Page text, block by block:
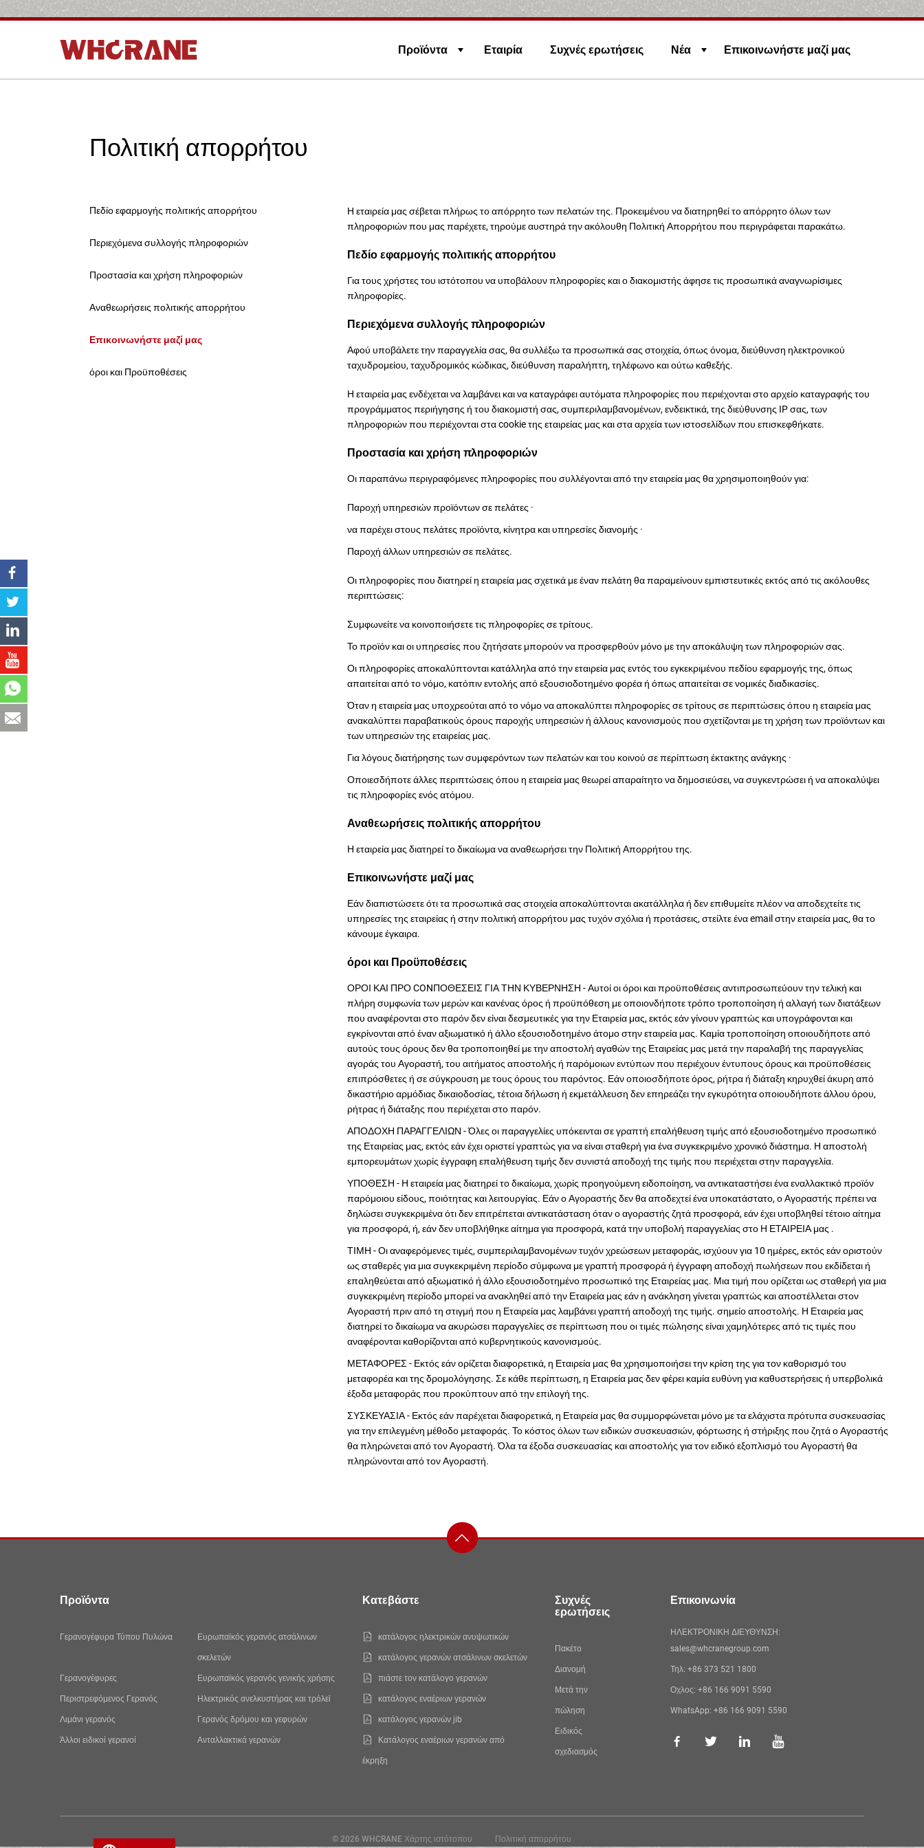
Προϊόντα Εταιρία Συχνές ερωτήσεις Νέα Επικοινωνήστε μαζί μας
Πολιτική απορρήτου
Πεδίο εφαρμογής πολιτικής απορρήτου
Περιεχόμενα συλλογής πληροφοριών
Προστασία και χρήση πληροφοριών
Αναθεωρήσεις πολιτικής απορρήτου
Επικοινωνήστε μαζί μας
όροι και Προϋποθέσεις
Η εταιρεία μας σέβεται πλήρως το απόρρητο των πελατών της. Προκειμένου να διατηρηθεί το απόρρητο όλων των
πληροφοριών που μας παρέχετε, τηρούμε αυστηρά την ακόλουθη Πολιτική Απορρήτου που περιγράφεται παρακάτω.
Πεδίο εφαρμογής πολιτικής απορρήτου
Για τους χρήστες του ιστότοπου να υποβάλουν πληροφορίες και ο διακομιστής άφησε τις προσωπικά αναγνωρίσιμες
πληροφορίες.
Περιεχόμενα συλλογής πληροφοριών
Αφού υποβάλετε την παραγγελία σας, θα συλλέξω τα προσωπικά σας στοιχεία, όπως όνομα, διεύθυνση ηλεκτρονικού
ταχυδρομείου, ταχυδρομικός κώδικας, διεύθυνση παραλήπτη, τηλέφωνο και ούτω καθεξής.
Η εταιρεία μας ενδέχεται να λαμβάνει και να καταγράφει αυτόματα πληροφορίες που περιέχονται στο αρχείο καταγραφής του
προγράμματος περιήγησης ή του διακομιστή σας, συμπεριλαμβανομένων, ενδεικτικά, της διεύθυνσης IP σας, των
πληροφοριών που περιέχονται στα cookie της εταιρείας μας και στα αρχεία των ιστοσελίδων που επισκεφθήκατε.
Προστασία και χρήση πληροφοριών
Οι παραπάνω περιγραφόμενες πληροφορίες που συλλέγονται από την εταιρεία μας θα χρησιμοποιηθούν για:
Παροχή υπηρεσιών προϊόντων σε πελάτες ·
να παρέχει στους πελάτες προϊόντα, κίνητρα και υπηρεσίες διανομής ·
Παροχή άλλων υπηρεσιών σε πελάτες.
Οι πληροφορίες που διατηρεί η εταιρεία μας σχετικά με έναν πελάτη θα παραμείνουν εμπιστευτικές εκτός από τις ακόλουθες
περιπτώσεις:
Συμφωνείτε να κοινοποιήσετε τις πληροφορίες σε τρίτους.
Το προϊόν και οι υπηρεσίες που ζητήσατε μπορούν να προσφερθούν μόνο με την αποκάλυψη των πληροφοριών σας.
Οι πληροφορίες αποκαλύπτονται κατάλληλα από την εταιρεία μας εντός του εγκεκριμένου πεδίου εφαρμογής της, όπως
απαιτείται από το νόμο, κατόπιν εντολής από εξουσιοδοτημένο φορέα ή όπως απαιτείται σε νομικές διαδικασίες.
Όταν η εταιρεία μας υποχρεούται από το νόμο να αποκαλύπτει πληροφορίες σε τρίτους σε περιπτώσεις όπου η εταιρεία μας
ανακαλύπτει παραβατικούς όρους παροχής υπηρεσιών ή άλλους κανονισμούς που σχετίζονται με τη χρήση των προϊόντων και
των υπηρεσιών της εταιρείας μας.
Για λόγους διατήρησης των συμφερόντων των πελατών και του κοινού σε περίπτωση έκτακτης ανάγκης ·
Οποιεσδήποτε άλλες περιπτώσεις όπου η εταιρεία μας θεωρεί απαραίτητο να δημοσιεύσει, να συγκεντρώσει ή να αποκαλύψει
τις πληροφορίες ενός ατόμου.
Αναθεωρήσεις πολιτικής απορρήτου
Η εταιρεία μας διατηρεί το δικαίωμα να αναθεωρήσει την Πολιτική Απορρήτου της.
Επικοινωνήστε μαζί μας
Εάν διαπιστώσετε ότι τα προσωπικά σας στοιχεία αποκαλύπτονται ακατάλληλα ή δεν επιθυμείτε πλέον να αποδεχτείτε τις
υπηρεσίες της εταιρείας ή στην πολιτική απορρήτου μας τυχόν σχόλια ή προτάσεις, στείλτε ένα email στην εταιρεία μας, θα το
κάνουμε έγκαιρα.
όροι και Προϋποθέσεις
ΟΡΟΙ ΚΑΙ ΠΡΟ CONΠΟΘΕΣΕΙΣ ΓΙΑ ΤΗΝ ΚΥΒΕΡΝΗΣΗ - Αυτοί οι όροι και προϋποθέσεις αντιπροσωπεύουν την τελική και
πλήρη συμφωνία των μερών και κανένας όρος ή προϋπόθεση με οποιονδήποτε τρόπο τροποποίηση ή αλλαγή των διατάξεων
που αναφέρονται στο παρόν δεν είναι δεσμευτικές για την Εταιρεία μας, εκτός εάν γίνουν γραπτώς και υπογράφονται και
εγκρίνονται από έναν αξιωματικό ή άλλο εξουσιοδοτημένο άτομο στην εταιρεία μας. Καμία τροποποίηση οποιουδήποτε από
αυτούς τους όρους δεν θα τροποποιηθεί με την αποστολή αγαθών της Εταιρείας μας μετά την παραλαβή της παραγγελίας
αγοράς του Αγοραστή, του αιτήματος αποστολής ή παρόμοιων εντύπων που περιέχουν έντυπους όρους και προϋποθέσεις
επιπρόσθετες ή σε σύγκρουση με τους όρους του παρόντος. Εάν οποιοσδήποτε όρος, ρήτρα ή διάταξη κηρυχθεί άκυρη από
δικαστήριο αρμόδιας δικαιοδοσίας, τέτοια δήλωση ή εκμετάλλευση δεν επηρεάζει την εγκυρότητα οποιουδήποτε άλλου όρου,
ρήτρας ή διάταξης που περιέχεται στο παρόν.
ΑΠΟΔΟΧΗ ΠΑΡΑΓΓΕΛΙΩΝ - Όλες οι παραγγελίες υπόκεινται σε γραπτή επαλήθευση τιμής από εξουσιοδοτημένο προσωπικό
της Εταιρείας μας, εκτός εάν έχει οριστεί γραπτώς για να είναι σταθερή για ένα συγκεκριμένο χρονικό διάστημα. Η αποστολή
εμπορευμάτων χωρίς έγγραφη επαλήθευση τιμής δεν συνιστά αποδοχή της τιμής που περιέχεται στην παραγγελία.
ΥΠΟΘΕΣΗ - Η εταιρεία μας διατηρεί το δικαίωμα, χωρίς προηγούμενη ειδοποίηση, να αντικαταστήσει ένα εναλλακτικό προϊόν
παρόμοιου είδους, ποιότητας και λειτουργίας. Εάν ο Αγοραστής δεν θα αποδεχτεί ένα υποκατάστατο, ο Αγοραστής πρέπει να
δηλώσει συγκεκριμένα ότι δεν επιτρέπεται αντικατάσταση όταν ο αγοραστής ζητά προσφορά, εάν έχει υποβληθεί τέτοιο αίτημα
για προσφορά, ή, εάν δεν υποβλήθηκε αίτημα για προσφορά, κατά την υποβολή παραγγελίας στο Η ΕΤΑΙΡΕΙΑ μας .
ΤΙΜΗ - Οι αναφερόμενες τιμές, συμπεριλαμβανομένων τυχόν χρεώσεων μεταφοράς, ισχύουν για 10 ημέρες, εκτός εάν οριστούν
ως σταθερές για μια συγκεκριμένη περίοδο σύμφωνα με γραπτή προσφορά ή έγγραφη αποδοχή πωλήσεων που εκδίδεται ή
επαληθεύεται από αξιωματικό ή άλλο εξουσιοδοτημένο προσωπικό της Εταιρείας μας. Μια τιμή που ορίζεται ως σταθερή για μια
συγκεκριμένη περίοδο μπορεί να ανακληθεί από την Εταιρεία μας εάν η ανάκληση γίνεται γραπτώς και αποστέλλεται στον
Αγοραστή πριν από τη στιγμή που η Εταιρεία μας λαμβάνει γραπτή αποδοχή της τιμής. σημείο αποστολής. Η Εταιρεία μας
διατηρεί το δικαίωμα να ακυρώσει παραγγελίες σε περίπτωση που οι τιμές πώλησης είναι χαμηλότερες από τις τιμές που
αναφέρονται καθορίζονται από κυβερνητικούς κανονισμούς.
ΜΕΤΑΦΟΡΕΣ - Εκτός εάν ορίζεται διαφορετικά, η Εταιρεία μας θα χρησιμοποιήσει την κρίση της για τον καθορισμό του
μεταφορέα και της δρομολόγησης. Σε κάθε περίπτωση, η Εταιρεία μας δεν φέρει καμία ευθύνη για καθυστερήσεις ή υπερβολικά
έξοδα μεταφοράς που προκύπτουν από την επιλογή της.
ΣΥΣΚΕΥΑΣΙΑ - Εκτός εάν παρέχεται διαφορετικά, η Εταιρεία μας θα συμμορφώνεται μόνο με τα ελάχιστα πρότυπα συσκευασίας
για την επιλεγμένη μέθοδο μεταφοράς. Το κόστος όλων των ειδικών συσκευασιών, φόρτωσης ή στήριξης που ζητά ο Αγοραστής
θα πληρώνεται από τον Αγοραστή. Όλα τα έξοδα συσκευασίας και αποστολής για τον ειδικό εξοπλισμό του Αγοραστή θα
πληρώνονται από τον Αγοραστή.
Προϊόντα
Γερανογέφυρα Τύπου Πυλώνα Ευρωπαϊκός γερανός ατσάλινων
σκελετών
Γερανογέφυρες Ευρωπαϊκός γερανός γενικής χρήσης
Περιστρεφόμενος Γερανός Ηλεκτρικός ανελκυστήρας και τρόλεϊ
Λιμάνι γερανός Γερανός δρόμου και γεφυρών
Άλλοι ειδικοί γερανοί Ανταλλακτικά γερανών
Κατεβάστε
κατάλογος ηλεκτρικών ανυψωτικών
κατάλογος γερανών ατσάλινων σκελετών
πιάστε τον κατάλογο γερανών
κατάλογος εναέριων γερανών
κατάλογος γερανών jib
Κατάλογος εναέριων γερανών από
έκρηξη
Συχνές
ερωτήσεις
Πακέτο
Διανομή
Μετά την
πώληση
Ειδικός
σχεδιασμός
Επικοινωνία
ΗΛΕΚΤΡΟΝΙΚΗ ΔΙΕΥΘΥΝΣΗ:
sales@whcranegroup.com
Τηλ: +86 373 521 1800
Οχλος: +86 166 9091 5590
WhatsApp: +86 166 9091 5590
© 2026 WHCRANE Χάρτης ιστότοπου Πολιτική απορρήτου